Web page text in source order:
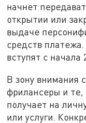
начнет
открытии или
выдаче
средств
вступят с начала
В зону внимания
фрилансеры и те,
получает на
или услуги.